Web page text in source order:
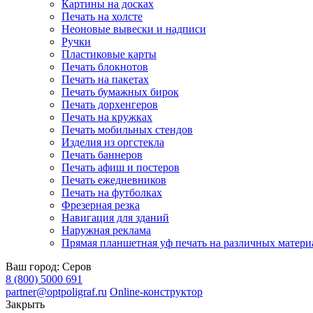
Картины на досках
Печать на холсте
Неоновые вывески и надписи
Ручки
Пластиковые карты
Печать блокнотов
Печать на пакетах
Печать бумажных бирок
Печать дорхенгеров
Печать на кружках
Печать мобильных стендов
Изделия из оргстекла
Печать баннеров
Печать афиш и постеров
Печать ежедневников
Печать на футболках
Фрезерная резка
Навигация для зданий
Наружная реклама
Прямая планшетная уф печать на различных
Ваш город: Серов
8 (800) 5000 691
partner@optpoligraf.ru Online-конструктор
Закрыть